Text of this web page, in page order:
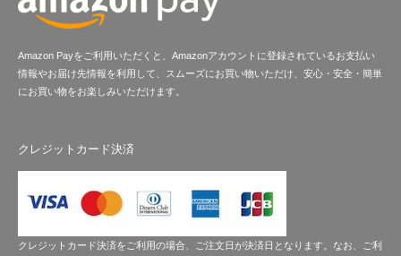
Amazon Payをご利用いただくと、Amazonアカウントに登録されているお支払い
情報やお届け先情報を利用して、スムーズにお買い物いただけ、安心・安全・簡単
にお買い物をお楽しみいただけます。
クレジットカード決済
クレジットカード決済をご利用の場合、ご注文日が決済日となります。なお、ご利